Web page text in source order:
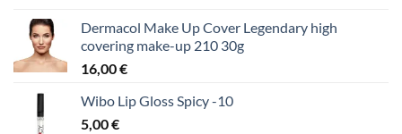
Dermacol Make Up Cover Legendary high
covering make-up 210 30g
16,00€
Wibo Lip Gloss Spicy -10
5,00€